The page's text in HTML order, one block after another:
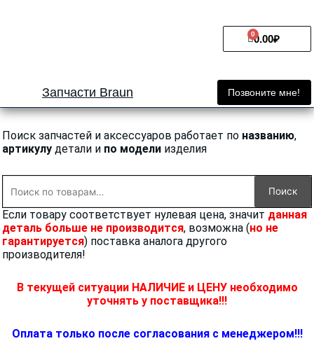
0.00₽
0
Cart
Запчасти Braun Позвоните мне!
Поиск запчастей и аксессуаров работает по названию,
артикулу детали и по модели изделия
Поиск
Если товару соответствует нулевая цена, значит данная
деталь больше не производится, возможна (но не
гарантируется) поставка аналога другого
производителя!
В текущей ситуации НАЛИЧИЕ и ЦЕНУ необходимо
уточнять у поставщика!!!
Оплата только после согласования с менеджером!!!